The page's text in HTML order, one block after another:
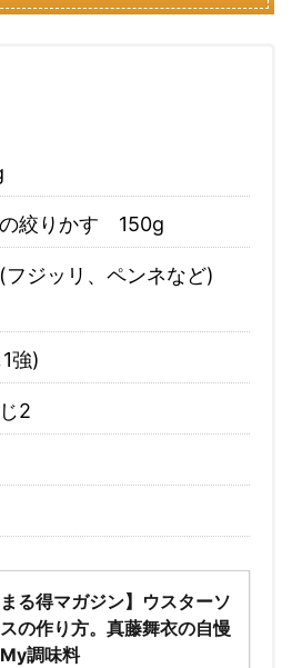
絞りかす 150g
フジッリ、ペンネなど)
強)
2
まる得マガジン】ウスターソ
の作り方。真藤舞衣の自慢
調味料